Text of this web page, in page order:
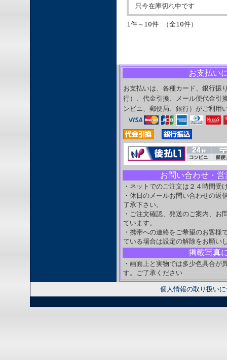
只今在庫切れ中です
1件～10件 （全10件）
お支払い
お支払いは、各種カード、銀行振
行）、代金引換、メール便代金引
ンビニ、郵便局、銀行）がご利
お問い合わせ・
・ネットでのご注文は２４時間受
・休日のメールお問い合わせの返
了承下さい。
・ご注文確認、発送のご案内、お
ています。
・携帯への連絡をご希望のお客
ている場合は設定の解除をお願い
掲載写真
・画面上と実物では多少色具合が
す。ご了承ください
個人情報の取り扱い